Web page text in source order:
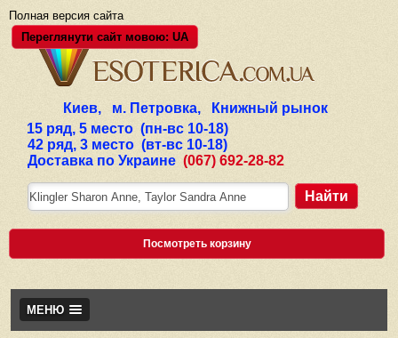
Полная версия сайта
Переглянути сайт мовою: UA
Киев, м. Петровка, Книжный рынок
15 ряд, 5 место (пн-вс 10-18)
42 ряд, 3 место (вт-вс 10-18)
Доставка по Украине(067) 692-28-82
Найти
Посмотреть корзину
МЕНЮ